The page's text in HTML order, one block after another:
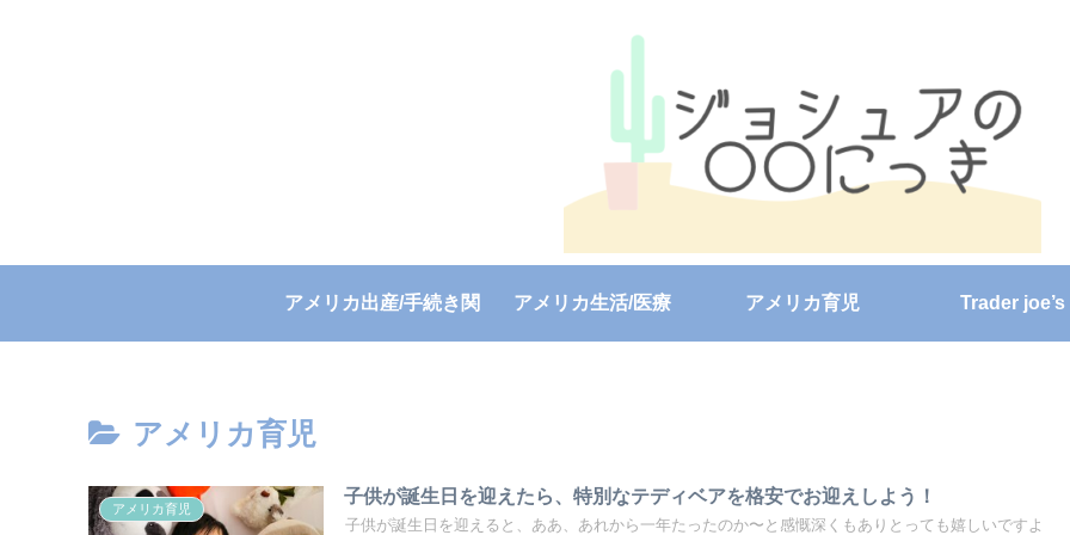
アメリカ出産/手続き関 アメリカ生活/医療 アメリカ育児 Trader joe’s
アメリカ育児
アメリカ育児
子供が誕生日を迎えたら、特別なテディベアを格安でお迎えしよう！
子供が誕生日を迎えると、ああ、あれから一年たったのか〜と感慨深くもありとっても嬉しいですよ